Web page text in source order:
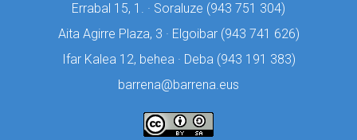
Errabal 15, 1. · Soraluze (943 751 304)
Aita Agirre Plaza, 3 · Elgoibar (943 741 626)
Ifar Kalea 12, behea · Deba (943 191 383)
barrena@barrena.eus